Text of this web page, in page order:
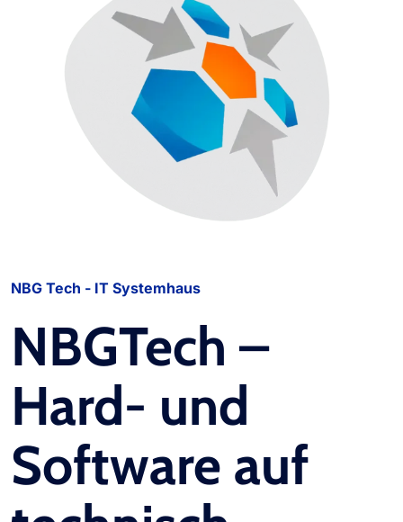
NBG Tech - IT Systemhaus
NBGTech –
Hard- und
Software auf